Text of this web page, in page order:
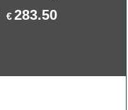
€ 283.50